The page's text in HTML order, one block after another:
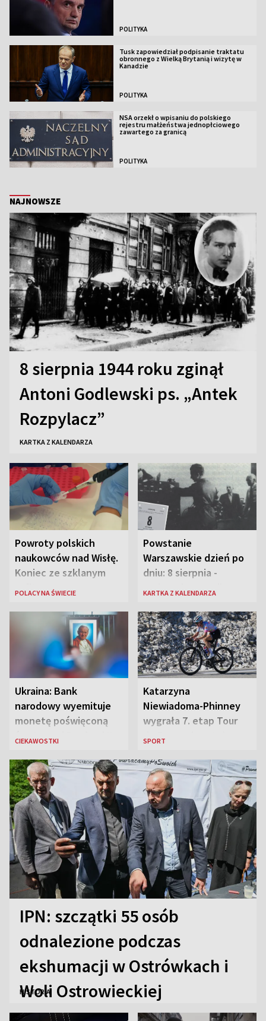
POLITYKA
Tusk zapowiedział podpisanie traktatu
obronnego z Wielką Brytanią i wizytę w
Kanadzie
POLITYKA
NSA orzekł o wpisaniu do polskiego
rejestru małżeństwa jednopłciowego
zawartego za granicą
POLITYKA
NAJNOWSZE
8 sierpnia 1944 roku zginął
Antoni Godlewski ps. „Antek
Rozpylacz”
KARTKA Z KALENDARZA
Powroty polskich
naukowców nad Wisłę.
Koniec ze szklanym
sufitem
POLACY NA ŚWIECIE
Powstanie
Warszawskie dzień po
dniu: 8 sierpnia -
rozbrzmiewa radio
„Antka Rozpylacza”
KARTKA Z KALENDARZA
Ukraina: Bank
narodowy wyemituje
monetę poświęconą
św. Janowi Pawłowi II
CIEKAWOSTKI
Katarzyna
Niewiadoma-Phinney
wygrała 7. etap Tour
de France i została
SPORT
IPN: szczątki 55 osób
odnalezione podczas
ekshumacji w Ostrówkach i
Woli Ostrowieckiej
HISTORIA